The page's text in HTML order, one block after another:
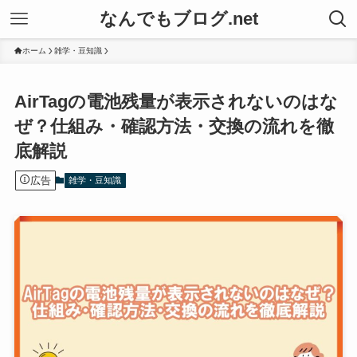
なんでもブログ.net
ホーム 雑学・豆知識
AirTagの電池残量が表示されないのはな
ぜ？仕組み・確認方法・交換の流れを徹
底解説
広告 雑学・豆知識